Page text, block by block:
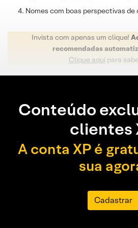
Nomes com boas perspectivas de
Invista com apenas um clique!
recomendadas
Clique aqui para
Conteúdo
clientes
A conta XP é
sua
Cadastrar